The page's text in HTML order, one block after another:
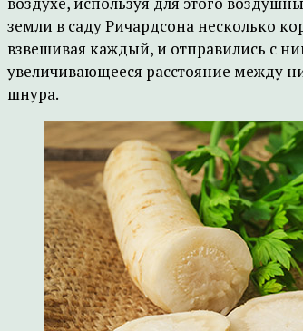
земли в саду Ричардсона несколько
взвешивая каждый, и отправились с
увеличивающееся расстояние между
шнура.